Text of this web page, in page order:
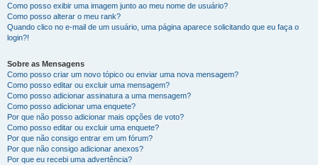
Como posso exibir uma imagem junto ao meu nome de usuário?
Como posso alterar o meu rank?
Quando clico no e-mail de um usuário, uma página aparece solicitando que eu faça o
login?!
Sobre as Mensagens
Como posso criar um novo tópico ou enviar uma nova mensagem?
Como posso editar ou excluir uma mensagem?
Como posso adicionar assinatura a uma mensagem?
Como posso adicionar uma enquete?
Por que não posso adicionar mais opções de voto?
Como posso editar ou excluir uma enquete?
Por que não consigo entrar em um fórum?
Por que não consigo adicionar anexos?
Por que eu recebi uma advertência?